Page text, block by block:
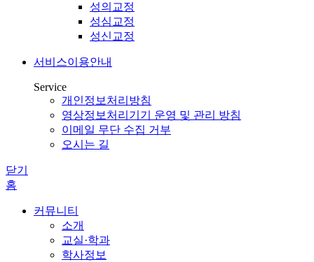
성의교정
성심교정
성신교정
서비스이용안내
Service
개인정보처리방침
영상정보처리기기 운영 및 관리 방침
이메일 무단 수집 거부
오시는 길
닫기
홈
커뮤니티
소개
교실·학과
학사정보